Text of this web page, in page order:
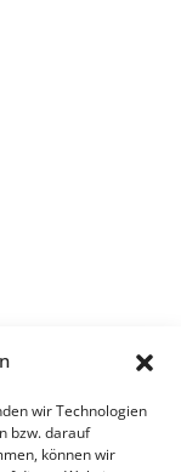
wir Technologien
bzw. darauf
können wir